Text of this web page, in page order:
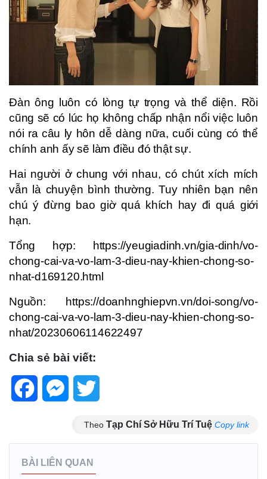
Đàn ông luôn có lòng tự trọng và thể diện. Rồi
cũng sẽ có lúc họ không chấp nhận nổi việc luôn
nói ra câu ly hôn dễ dàng nữa, cuối cùng có thể
chính anh ấy sẽ làm điều đó thật sự.
Hai người ở chung với nhau, có chút xích mích
vẫn là chuyện bình thường. Tuy nhiên bạn nên
chú ý đừng bao giờ quá khích hay đi quá giới
hạn.
Tổng hợp: https://yeugiadinh.vn/gia-dinh/vo-
chong-cai-va-vo-lam-3-dieu-nay-khien-chong-so-
nhat-d169120.html
Nguồn: https://doanhnghiepvn.vn/doi-song/vo-
chong-cai-va-vo-lam-3-dieu-nay-khien-chong-so-
nhat/20230606114622497
Chia sẻ bài viết:
FacebookMessenger
Theo Tạp Chí Sở Hữu Trí Tuệ Copy link
BÀI LIÊN QUAN